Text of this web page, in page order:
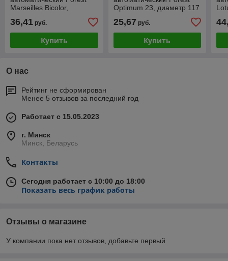
Marseilles Bicolor,
панелей. Цвет в
ассортименте
36,41 руб.
Купить
Optimum 23, диаметр 117
см. Цвет в ассортименте
25,67 руб.
Купить
О нас
Рейтинг не сформирован
Менее 5 отзывов за последний год
Работает с 15.05.2023
г. Минск
Минск, Беларусь
Контакты
Сегодня работает с 10:00 до 18:00
Показать весь график работы
Отзывы о магазине
У компании пока нет отзывов, добавьте первый